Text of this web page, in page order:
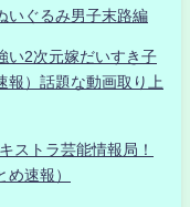
いぐるみ男子末路編
い2次元嫁だいすき子
報）話題な動画取り上
ストラ芸能情報局！
め速報）